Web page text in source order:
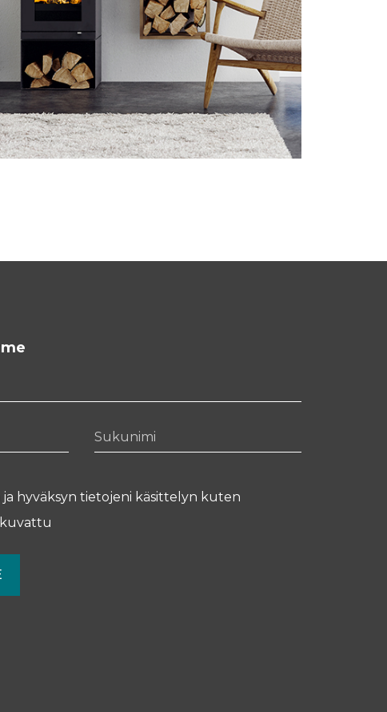
hyväksyn tietojeni käsittelyn kuten
kuvattu